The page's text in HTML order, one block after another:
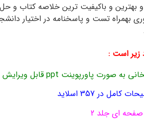
و باکیفیت ترین خلاصه کتاب و
تست و پاسخنامه در اختیار
زیر است :